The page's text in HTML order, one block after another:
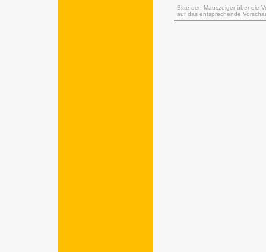
Bitte den Mauszeiger über die
auf das entsprechende